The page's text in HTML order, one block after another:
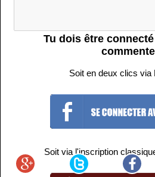
Tu dois être
Soit en deux clics via
Soit via l'inscription